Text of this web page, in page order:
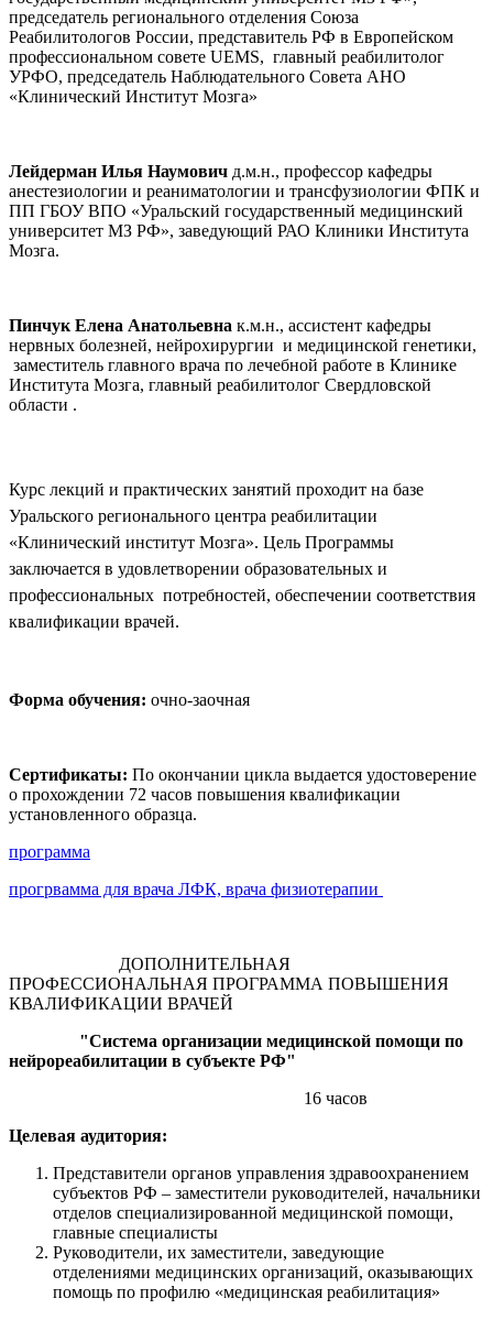
председатель регионального отделения Союза
Реабилитологов России, представитель РФ в Европейском
профессиональном совете UEMS, главный реабилитолог
УРФО, председатель Наблюдательного Совета АНО
«Клинический Институт Мозга»
Лейдерман Илья Наумович д.м.н., профессор кафедры
анестезиологии и реаниматологии и трансфузиологии ФПК и
ПП ГБОУ ВПО «Уральский государственный медицинский
университет МЗ РФ», заведующий РАО Клиники Института
Мозга.
Пинчук Елена Анатольевна к.м.н., ассистент кафедры
нервных болезней, нейрохирургии и медицинской генетики,
заместитель главного врача по лечебной работе в Клинике
Института Мозга, главный реабилитолог Свердловской
области .
Курс лекций и практических занятий проходит на базе
Уральского регионального центра реабилитации
«Клинический институт Мозга». Цель Программы
заключается в удовлетворении образовательных и
профессиональных потребностей, обеспечении соответствия
квалификации врачей.
Форма обучения: очно-заочная
Сертификаты: По окончании цикла выдается удостоверение
о прохождении 72 часов повышения квалификации
установленного образца.
программа
прогрвамма для врача ЛФК, врача физиотерапии
ДОПОЛНИТЕЛЬНАЯ
ПРОФЕССИОНАЛЬНАЯ ПРОГРАММА ПОВЫШЕНИЯ
КВАЛИФИКАЦИИ ВРАЧЕЙ
"Система организации медицинской помощи по
нейрореабилитации в субъекте РФ"
16 часов
Целевая аудитория:
Представители органов управления здравоохранением
субъектов РФ – заместители руководителей, начальники
отделов специализированной медицинской помощи,
главные специалисты
Руководители, их заместители, заведующие
отделениями медицинских организаций, оказывающих
помощь по профилю «медицинская реабилитация»